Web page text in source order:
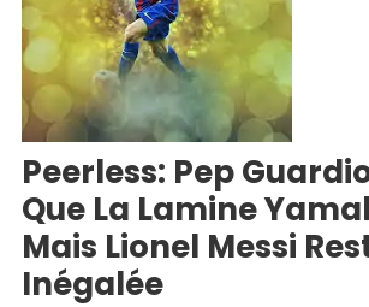
Peerless: Pep
Que La Lamine
Mais Lionel Messi
Inégalée